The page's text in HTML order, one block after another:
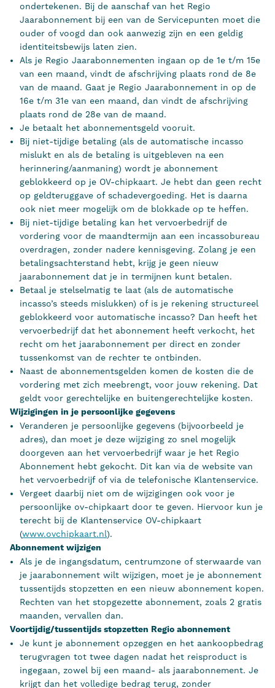
ondertekenen. Bij de aanschaf van het Regio
Jaarabonnement bij een van de Servicepunten moet die
ouder of voogd dan ook aanwezig zijn en een geldig
identiteitsbewijs laten zien.
Als je Regio Jaarabonnementen ingaan op de 1e t/m 15e
van een maand, vindt de afschrijving plaats rond de 8e
van de maand. Gaat je Regio Jaarabonnement in op de
16e t/m 31e van een maand, dan vindt de afschrijving
plaats rond de 28e van de maand.
Je betaalt het abonnementsgeld vooruit.
Bij niet-tijdige betaling (als de automatische incasso
mislukt en als de betaling is uitgebleven na een
herinnering/aanmaning) wordt je abonnement
geblokkeerd op je OV-chipkaart. Je hebt dan geen recht
op geldteruggave of schadevergoeding. Het is daarna
ook niet meer mogelijk om de blokkade op te heffen.
Bij niet-tijdige betaling kan het vervoerbedrijf de
vordering voor de maandtermijn aan een incassobureau
overdragen, zonder nadere kennisgeving. Zolang je een
betalingsachterstand hebt, krijg je geen nieuw
jaarabonnement dat je in termijnen kunt betalen.
Betaal je stelselmatig te laat (als de automatische
incasso’s steeds mislukken) of is je rekening structureel
geblokkeerd voor automatische incasso? Dan heeft het
vervoerbedrijf dat het abonnement heeft verkocht, het
recht om het jaarabonnement per direct en zonder
tussenkomst van de rechter te ontbinden.
Naast de abonnementsgelden komen de kosten die de
vordering met zich meebrengt, voor jouw rekening. Dat
geldt voor gerechtelijke en buitengerechtelijke kosten.
Wijzigingen in je persoonlijke gegevens
Veranderen je persoonlijke gegevens (bijvoorbeeld je
adres), dan moet je deze wijziging zo snel mogelijk
doorgeven aan het vervoerbedrijf waar je het Regio
Abonnement hebt gekocht. Dit kan via de website van
het vervoerbedrijf of via de telefonische Klantenservice.
Vergeet daarbij niet om de wijzigingen ook voor je
persoonlijke ov-chipkaart door te geven. Hiervoor kun je
terecht bij de Klantenservice OV-chipkaart
(www.ovchipkaart.nl).
Abonnement wijzigen
Als je de ingangsdatum, centrumzone of sterwaarde van
je jaarabonnement wilt wijzigen, moet je je abonnement
tussentijds stopzetten en een nieuw abonnement kopen.
Rechten van het stopgezette abonnement, zoals 2 gratis
maanden, vervallen dan.
Voortijdig/tussentijds stopzetten Regio abonnement
Je kunt je abonnement opzeggen en het aankoopbedrag
terugvragen tot twee dagen nadat het reisproduct is
ingegaan, zowel bij een maand- als jaarabonnement. Je
krijgt dan het volledige bedrag terug, zonder